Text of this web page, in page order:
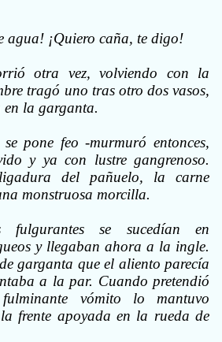
agua! ¡Quiero caña, te digo!
otra vez, volviendo con la
tragó uno tras otro dos vasos,
la garganta.
pone feo -murmuró entonces,
y ya con lustre gangrenoso.
del pañuelo, la carne
monstruosa morcilla.
fulgurantes se sucedían en
y llegaban ahora a la ingle.
garganta que el aliento parecía
a la par. Cuando pretendió
vómito lo mantuvo
frente apoyada en la rueda de